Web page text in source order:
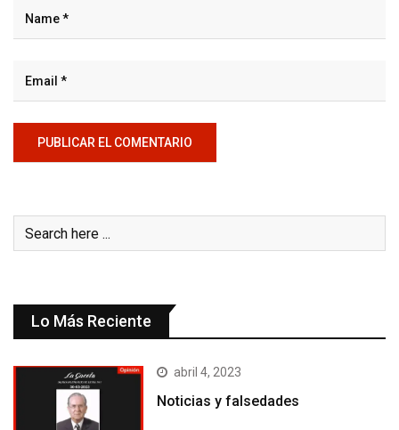
Lo Más Reciente
abril 4, 2023
Noticias y falsedades